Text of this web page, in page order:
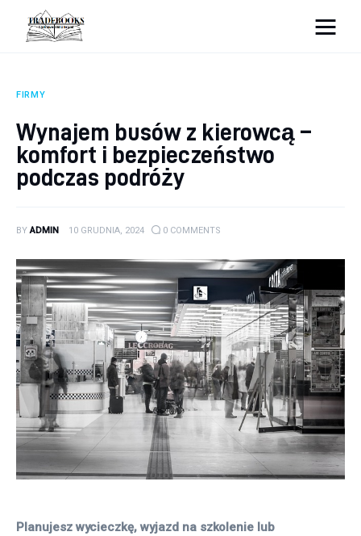
tradebooks.pl
Ciekawostki
Dom
Poraniki
Pozostałe
Zdrowie
FIRMY
Wynajem busów z kierowcą –
komfort i bezpieczeństwo
podczas podróży
BY ADMIN 10 GRUDNIA, 2024 0 COMMENTS
Planujesz wycieczkę, wyjazd na szkolenie lub